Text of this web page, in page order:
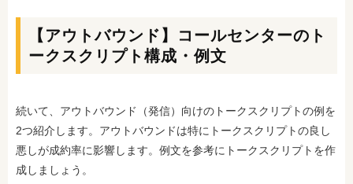
【アウトバウンド】コールセンターのト
ークスクリプト構成・例文
続いて、アウトバウンド（発信）向けのトークスクリプトの例を
2つ紹介します。アウトバウンドは特にトークスクリプトの良し
悪しが成約率に影響します。例文を参考にトークスクリプトを作
成しましょう。